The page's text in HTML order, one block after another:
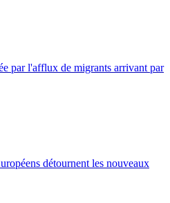
par l'afflux de migrants arrivant par
détournent les nouveaux